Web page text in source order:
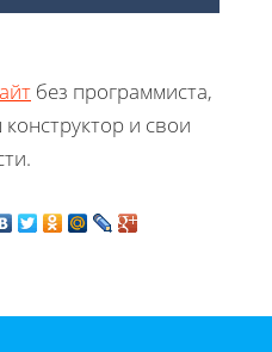
без программиста,
и свои